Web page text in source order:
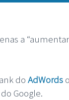
a
do AdWords
Google.